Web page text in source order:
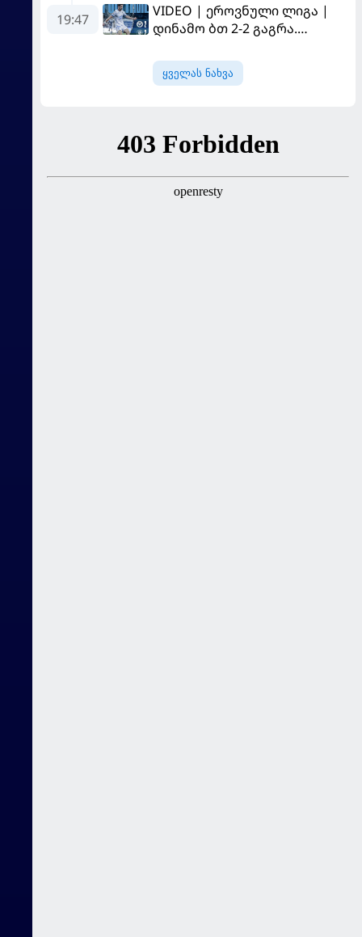
"გალათასარაის" მოუგო
19:47
VIDEO | ეროვნული ლიგა |
დინამო ბთ 2-2 გაგრა.
ყველას ნახვა